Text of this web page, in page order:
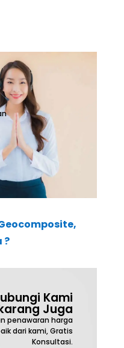
?
Kami
Juga
penawaran harga
dari kami, Gratis
Konsultasi.